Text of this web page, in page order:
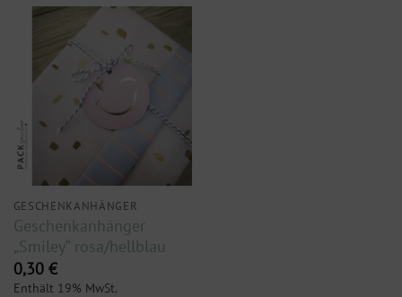
GESCHENKANHÄNGER
Geschenkanhänger
„Smiley“ rosa/hellblau
0,30 €
Enthält 19% MwSt.